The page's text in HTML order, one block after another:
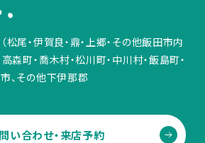
松尾・伊賀良・鼎・上郷・その他飯田市内
高森町・喬木村・松川町・中川村・飯島町・
、その他下伊那郡
い合わせ・来店予約